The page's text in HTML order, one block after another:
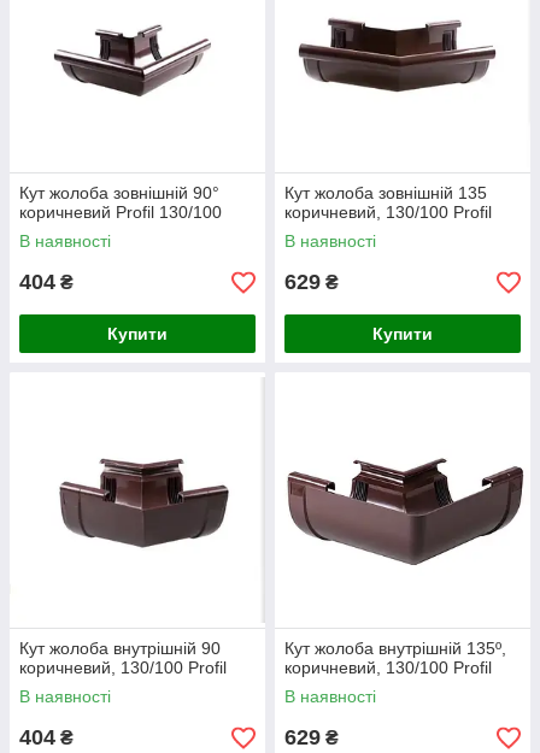
Кут жолоба зовнішній 90°
коричневий Profil 130/100
В наявності
404 ₴
Купити
Кут жолоба зовнішній 135
коричневий, 130/100 Profil
В наявності
629 ₴
Купити
Кут жолоба внутрішній 90
коричневий, 130/100 Profil
В наявності
404 ₴
Кут жолоба внутрішній 135º,
коричневий, 130/100 Profil
В наявності
629 ₴